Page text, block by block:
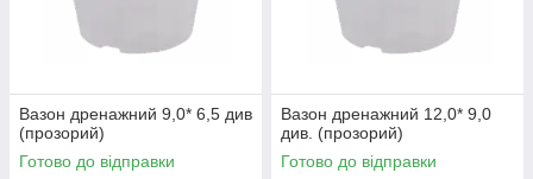
Вазон дренажний 9,0* 6,5 див
(прозорий)
Готово до відправки
Вазон дренажний 12,0* 9,0
див. (прозорий)
Готово до відправки